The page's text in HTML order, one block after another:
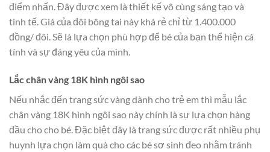
điểm nhấn. Đây được xem là thiết kế vô cùng sáng tạo và
tinh tế. Giá của đôi bông tai này khá rẻ chỉ từ 1.400.000
đồng/ đôi. Sẽ là lựa chọn phù hợp để bé của bạn thể hiện cá
tính và sự đáng yêu của mình.
Lắc chân vàng 18K hình ngôi sao
Nếu nhắc đến trang sức vàng dành cho trẻ em thì mẫu lắc
chân vàng 18K hình ngôi sao này chính là sự lựa chọn hàng
đầu cho cho bé. Đặc biệt đây là trang sức được rất nhiều phụ
huynh lựa chọn làm quà cho các bé sơ sinh đeo nhằm tránh